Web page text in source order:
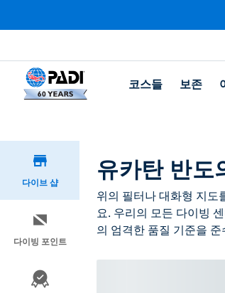
코스들 보존
다이브 샵
다이빙 포인트
유카탄 반도
위의 필터나 대화형 지도
요. 우리의 모든 다이빙
의 엄격한 품질 기준을 준